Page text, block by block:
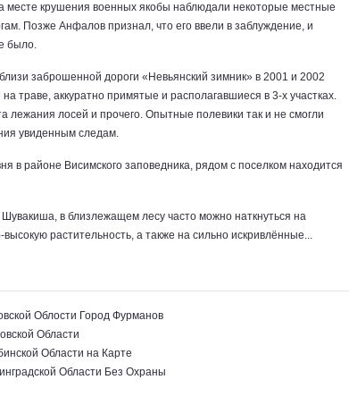
месте крушения военных якобы наблюдали некоторые местные
Позже Анфалов признал, что его ввели в заблуждение, и
было.
заброшенной дороги «Невьянский зимник» в 2001 и 2002
траве, аккуратно примятые и располагавшиеся в 3-х участках.
лежания лосей и прочего. Опытные полевики так и не смогли
увиденным следам.
в районе Висимского заповедника, рядом с поселком находится
в близлежащем лесу часто можно наткнуться на
растительность, а также на сильно искривлённые...
Облости Город Фурманов
Области
Области на Карте
Области Без Охраны